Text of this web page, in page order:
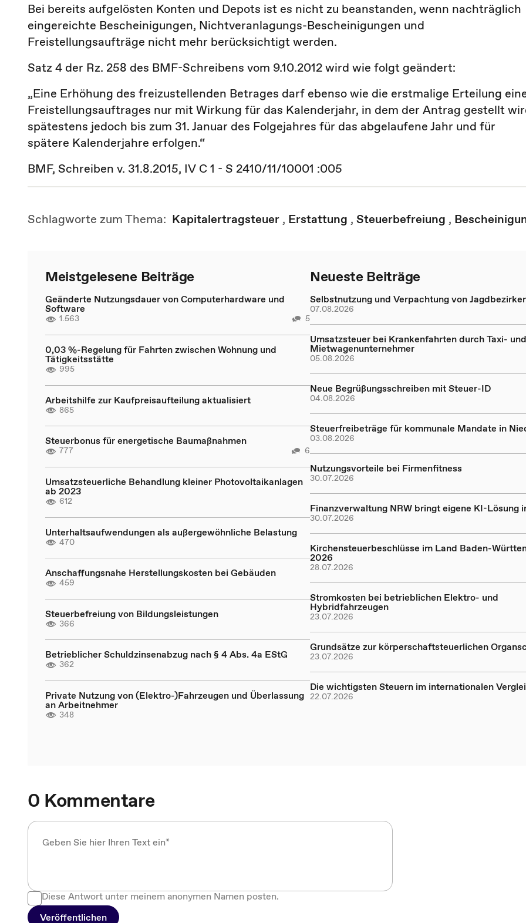
Bei bereits aufgelösten Konten und Depots ist es nicht zu beanstanden, wenn nachträglich
eingereichte Bescheinigungen, Nichtveranlagungs-Bescheinigungen und
Freistellungsaufträge nicht mehr berücksichtigt werden.
Satz 4 der Rz. 258 des BMF-Schreibens vom 9.10.2012 wird wie folgt geändert:
„Eine Erhöhung des freizustellenden Betrages darf ebenso wie die erstmalige Erteilung
Freistellungsauftrages nur mit Wirkung für das Kalenderjahr, in dem der Antrag gestellt
spätestens jedoch bis zum 31. Januar des Folgejahres für das abgelaufene Jahr und für
spätere Kalenderjahre erfolgen.“
BMF, Schreiben v. 31.8.2015, IV C 1 - S 2410/11/10001 :005
Schlagworte zum Thema: Kapitalertragsteuer , Erstattung , Steuerbefreiung ,
Meistgelesene Beiträge
Geänderte Nutzungsdauer von Computerhardware und
Software
1.563 5
0,03 %-Regelung für Fahrten zwischen Wohnung und
Tätigkeitsstätte
995
Arbeitshilfe zur Kaufpreisaufteilung aktualisiert
865
Steuerbonus für energetische Baumaßnahmen
777 6
Umsatzsteuerliche Behandlung kleiner Photovoltaikanlagen
ab 2023
612
Unterhaltsaufwendungen als außergewöhnliche Belastung
470
Anschaffungsnahe Herstellungskosten bei Gebäuden
459
Steuerbefreiung von Bildungsleistungen
366
Betrieblicher Schuldzinsenabzug nach § 4 Abs. 4a EStG
362
Private Nutzung von (Elektro-)Fahrzeugen und Überlassung
an Arbeitnehmer
348
Neueste Beiträge
Selbstnutzung und Verpachtung von
07.08.2026
Umsatzsteuer bei Krankenfahrten durch Taxi- und
Mietwagenunternehmer
05.08.2026
Neue Begrüßungsschreiben mit Steuer-ID
04.08.2026
Steuerfreibeträge für kommunale Mandate in
03.08.2026
Nutzungsvorteile bei Firmenfitness
30.07.2026
Finanzverwaltung NRW bringt eigene KI-Lösung
30.07.2026
Kirchensteuerbeschlüsse im Land Baden-
2026
28.07.2026
Stromkosten bei betrieblichen Elektro- und
Hybridfahrzeugen
23.07.2026
Grundsätze zur körperschaftsteuerlichen
23.07.2026
Die wichtigsten Steuern im internationalen
22.07.2026
0 Kommentare
Diese Antwort unter meinem anonymen Namen posten.
Veröffentlichen